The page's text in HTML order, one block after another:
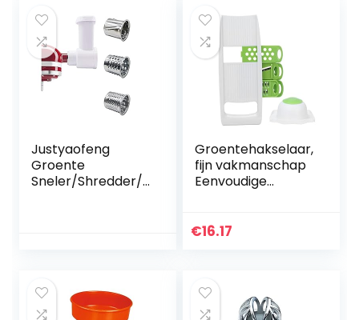
Voedselmolen
Voor Mashing, Zeef
& Raspen Fruit &
Groenten
Justyaofeng
Groente
Sneler/Shredder/
Keukenhulpblende
r accessoires
Groentehakselaar,
fijn vakmanschap
Eenvoudige
voor
€16.17